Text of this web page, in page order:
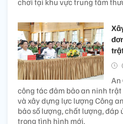
An
công tác đảm bảo an ninh
và xây dựng lực lượng Công
bảo số lượng, chất lượng, đáp
trong tình hình mới.